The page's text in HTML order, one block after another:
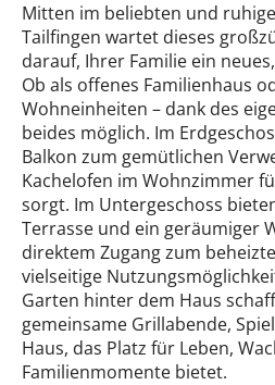
Mitten im beliebten und
Tailfingen wartet dieses
darauf, Ihrer Familie ein
Ob als offenes Familienhaus
Wohneinheiten – dank des
beides möglich. Im
Balkon zum gemütlichen
Kachelofen im Wohnzimmer
sorgt. Im Untergeschoss
Terrasse und ein geräumiger
direktem Zugang zum
vielseitige
Garten hinter dem Haus
gemeinsame Grillabende,
Haus, das Platz für Leben,
Familienmomente bietet.